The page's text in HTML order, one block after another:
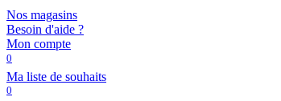
Nos magasins
Besoin d'aide ?
Mon compte
0
Ma liste de souhaits
0